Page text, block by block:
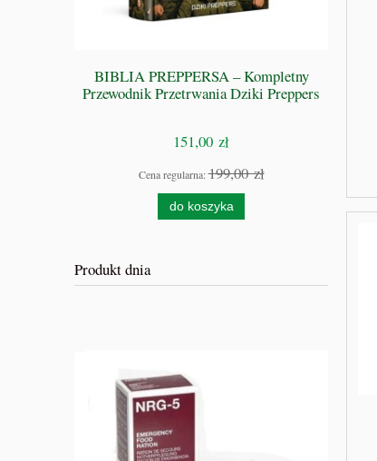
BIBLIA PREPPERSA – Kompletny
Przewodnik Przetrwania Dziki Preppers
151,00 zł
Cena regularna:199,00 zł
do koszyka
Produkt dnia